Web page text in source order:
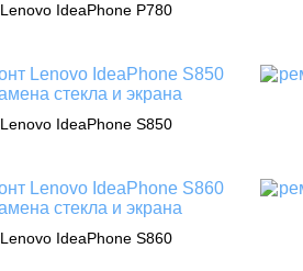
Lenovo IdeaPhone P780
Lenovo IdeaPhone S850
Lenovo IdeaPhone S860